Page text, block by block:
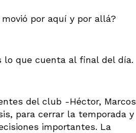
movió por aquí y por allá?
lo que cuenta al final del día.
del club -Héctor, Marcos
para cerrar la temporada y
importantes. La